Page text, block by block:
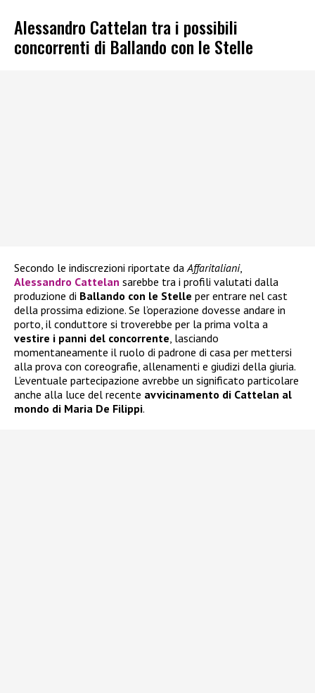
Alessandro Cattelan tra i possibili
concorrenti di Ballando con le Stelle
Secondo le indiscrezioni riportate daAffaritaliani,
Alessandro Cattelan sarebbe tra i profili valutati dalla
produzione di Ballando con le Stelle per entrare nel cast
della prossima edizione. Se l’operazione dovesse andare in
porto, il conduttore si troverebbe per la prima volta a
vestire i panni del concorrente, lasciando
momentaneamente il ruolo di padrone di casa per mettersi
alla prova con coreografie, allenamenti e giudizi della giuria.
L’eventuale partecipazione avrebbe un significato particolare
anche alla luce del recente avvicinamento di Cattelan al
mondo di Maria De Filippi.